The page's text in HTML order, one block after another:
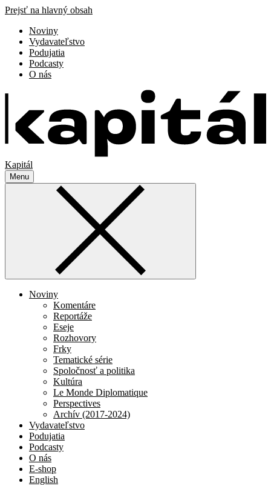
Prejsť na hlavný obsah
Noviny
Vydavateľstvo
Podujatia
Podcasty
O nás
Kapitál
Menu
Noviny
Komentáre
Reportáže
Eseje
Rozhovory
Frky
Tematické série
Spoločnosť a politika
Kultúra
Le Monde Diplomatique
Perspectives
Archív (2017-2024)
Vydavateľstvo
Podujatia
Podcasty
O nás
E-shop
English